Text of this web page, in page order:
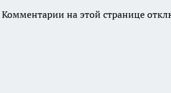
Комментарии на этой странице